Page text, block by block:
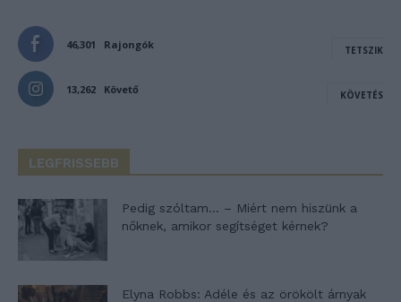
46,301 Rajongók TETSZIK
13,262 Követő KÖVETÉS
LEGFRISSEBB
Pedig szóltam… – Miért nem hiszünk a
nőknek, amikor segítséget kérnek?
Elyna Robbs: Adéle és az örökölt árnyak